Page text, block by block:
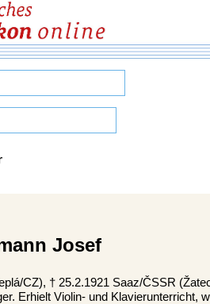
Josef
CZ), † 25.2.1921 Saaz/ČSSR
Erhielt Violin- und Klavierunterricht,